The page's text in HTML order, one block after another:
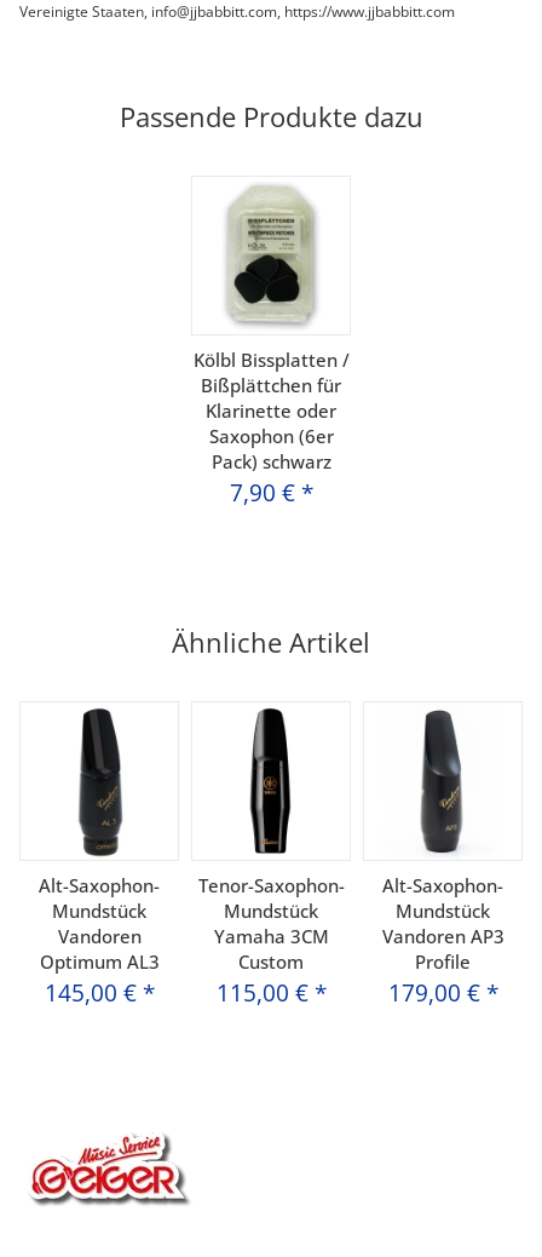
Vereinigte Staaten, info@jjbabbitt.com, https://www.jjbabbitt.com
Passende Produkte dazu
Kölbl Bissplatten /
Bißplättchen für
Klarinette oder
Saxophon (6er
Pack) schwarz
7,90 € *
Ähnliche Artikel
Alt-Saxophon-
Mundstück
Vandoren
Optimum AL3
145,00 € *
Tenor-Saxophon-
Mundstück
Yamaha 3CM
Custom
115,00 € *
Alt-Saxophon-
Mundstück
Vandoren AP3
Profile
179,00 € *